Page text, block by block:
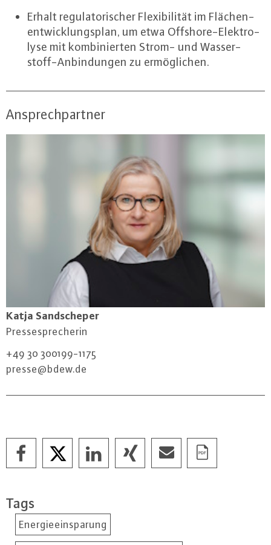
Erhalt re­gu­la­to­ri­scher Fle­xi­bi­li­tät im Flä­chen­
ent­wick­lungs­plan, um etwa Off­shore-Elek­tro­
ly­se mit kom­bi­nier­ten Strom- und Was­ser­
stoff-An­bin­dun­gen zu er­mög­li­chen.
Ansprechpartner
Katja Sand­sche­per
Pres­se­spre­che­rin
+49 30 300199-1175
presse@​bdew.​de
Tags
Energieeinsparung